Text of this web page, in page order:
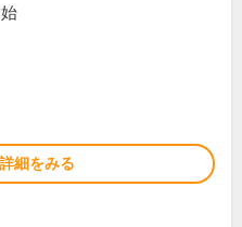
細をみる